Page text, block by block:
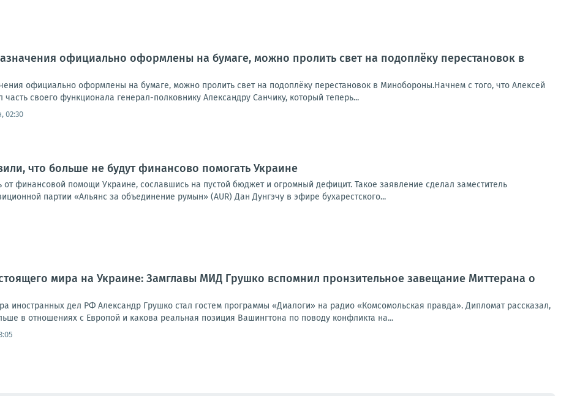
официально оформлены на бумаге, можно пролить свет на подоплёку перестановок в
официально оформлены на бумаге, можно пролить свет на подоплёку перестановок в Минобороны.Начнем с того, что Алексей
часть своего функционала генерал-полковнику Александру Санчику, который теперь...
02:30
что больше не будут финансово помогать Украине
от финансовой помощи Украине, сославшись на пустой бюджет и огромный дефицит. Такое заявление сделал заместитель
партии «Альянс за объединение румын» (AUR) Дан Дунгэчу в эфире бухарестского...
мира на Украине: Замглавы МИД Грушко вспомнил пронзительное завещание Миттерана о
иностранных дел РФ Александр Грушко стал гостем программы «Диалоги» на радио «Комсомольская правда». Дипломат рассказал,
в отношениях с Европой и какова реальная позиция Вашингтона по поводу конфликта на...